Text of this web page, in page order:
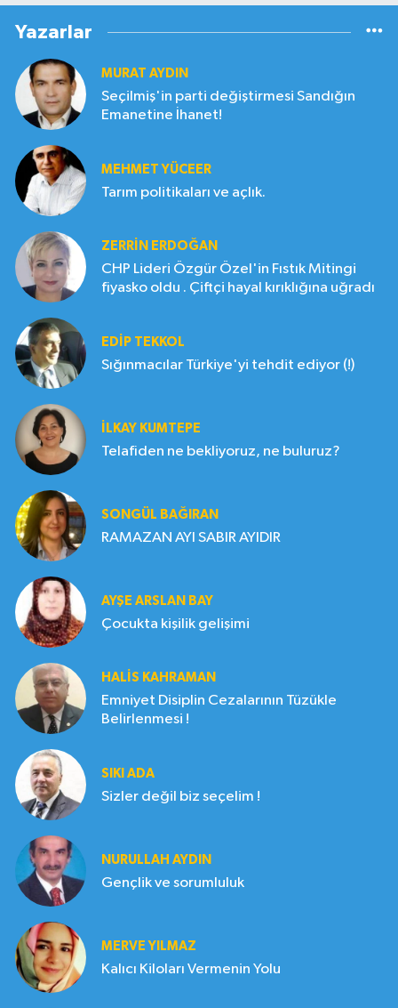
Yazarlar
MURAT AYDIN
Seçilmiş'in parti değiştirmesi Sandığın
Emanetine İhanet!
MEHMET YÜCEER
Tarım politikaları ve açlık.
ZERRIN ERDOĞAN
CHP Lideri Özgür Özel'in Fıstık Mitingi
fiyasko oldu . Çiftçi hayal kırıklığına uğradı
EDIP TEKKOL
Sığınmacılar Türkiye'yi tehdit ediyor (!)
İLKAY KUMTEPE
Telafiden ne bekliyoruz, ne buluruz?
SONGÜL BAĞIRAN
RAMAZAN AYI SABIR AYIDIR
AYŞE ARSLAN BAY
Çocukta kişilik gelişimi
HALIS KAHRAMAN
Emniyet Disiplin Cezalarının Tüzükle
Belirlenmesi !
SIKI ADA
Sizler değil biz seçelim !
NURULLAH AYDIN
Gençlik ve sorumluluk
MERVE YILMAZ
Kalıcı Kiloları Vermenin Yolu